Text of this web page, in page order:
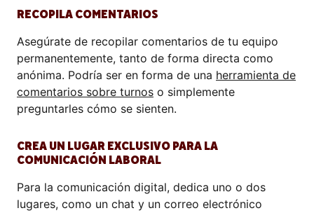
RECOPILA COMENTARIOS
Asegúrate de recopilar comentarios de tu equipo
permanentemente, tanto de forma directa como
anónima. Podría ser en forma de una herramienta de
comentarios sobre turnos o simplemente
preguntarles cómo se sienten.
CREA UN LUGAR EXCLUSIVO PARA LA
COMUNICACIÓN LABORAL
Para la comunicación digital, dedica uno o dos
lugares, como un chat y un correo electrónico